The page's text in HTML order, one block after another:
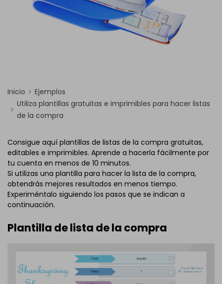
Inicio
Ejemplos
Utiliza plantillas gratuitas e imprimibles para hacer listas
de la compra
Consigue aquí plantillas de listas de la compra gratuitas,
editables e imprimibles. Aprende a hacerla fácilmente por
tu cuenta en menos de 10 minutos.
Si utilizas una plantilla para hacer la lista de la compra,
obtendrás mejores resultados en menos tiempo.
Experiméntalo siguiendo los pasos que se indican a
continuación.
Plantilla de lista de la compra